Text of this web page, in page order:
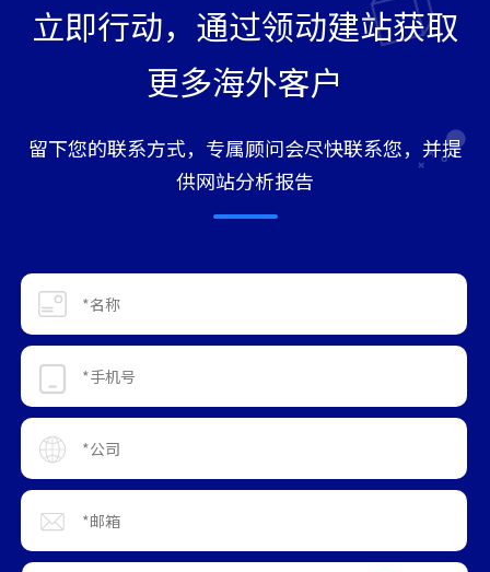
立即行动，通过领动建站获取
更多海外客户
留下您的联系方式，专属顾问会尽快联系您，并提
供网站分析报告